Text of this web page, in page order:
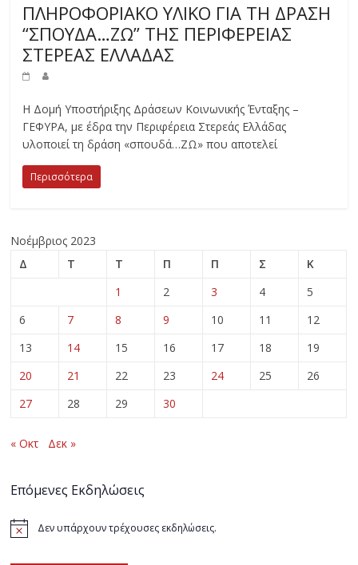
ΠΛΗΡΟΦΟΡΙΑΚΟ ΥΛΙΚΟ ΓΙΑ ΤΗ ΔΡΑΣΗ
“ΣΠΟΥΔΑ…ΖΩ” ΤΗΣ ΠΕΡΙΦΕΡΕΙΑΣ
ΣΤΕΡΕΑΣ ΕΛΛΑΔΑΣ
Η Δομή Υποστήριξης Δράσεων Κοινωνικής Ένταξης –
ΓΕΦΥΡΑ, με έδρα την Περιφέρεια Στερεάς Ελλάδας
υλοποιεί τη δράση «σπουδά…ΖΩ» που αποτελεί
Περισσότερα
Νοέμβριος 2023
Δ
Τ Τ Π Π Σ
Κ
1
2 3 4
5
6
7 8 9 10 11
12
13
14 15 16 17 18
19
20
21 22 23 24 25
26
27
28 29 30
« Οκτ Δεκ »
Επόμενες Εκδηλώσεις
Δεν υπάρχουν τρέχουσες εκδηλώσεις.